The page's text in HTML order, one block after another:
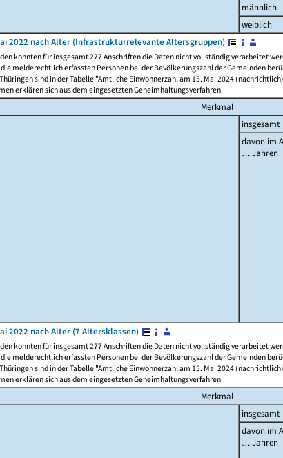
männlich
weiblich
2022 nach Alter (Infrastrukturrelevante Altersgruppen)
konnten für insgesamt 277 Anschriften die Daten nicht vollständig verarbeitet
melderechtlich erfassten Personen bei der Bevölkerungszahl der Gemeinden
sind in der Tabelle "Amtliche Einwohnerzahl am 15. Mai 2024
erklären sich aus dem eingesetzten Geheimhaltungsverfahren.
Merkmal
insgesamt
davon im
… Jahren
2022 nach Alter (7 Altersklassen)
konnten für insgesamt 277 Anschriften die Daten nicht vollständig verarbeitet
melderechtlich erfassten Personen bei der Bevölkerungszahl der Gemeinden
sind in der Tabelle "Amtliche Einwohnerzahl am 15. Mai 2024
erklären sich aus dem eingesetzten Geheimhaltungsverfahren.
Merkmal
insgesamt
davon im
… Jahren